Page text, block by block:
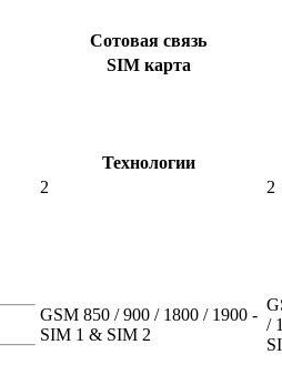
Сотовая связь
SIM карта
Технологии
2
2
GSM 850 / 900 / 1800 / 1900 -
SIM 1 & SIM 2
/